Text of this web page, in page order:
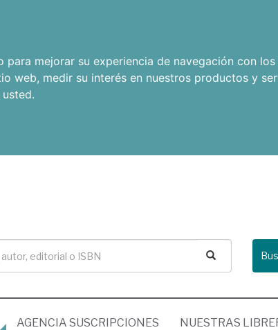
mejorar su experiencia de navegación con los
web, medir su interés en nuestros productos y
.
AGENCIA SUSCRIPCIONES NUESTRAS